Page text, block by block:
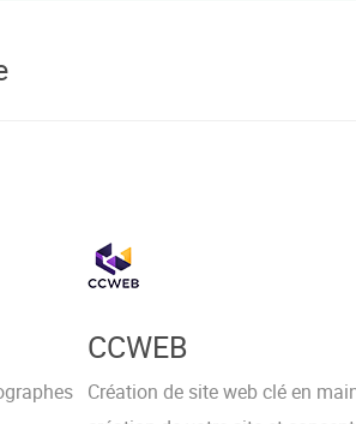
CCWEB
Création de site web clé en